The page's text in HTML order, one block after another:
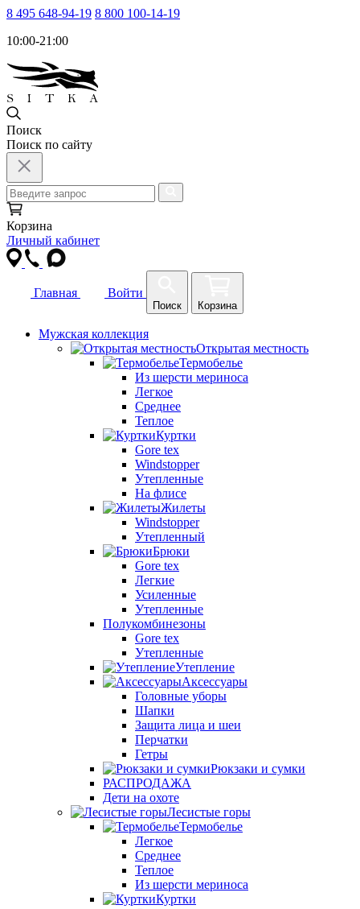
8 495 648-94-19 8 800 100-14-19
10:00-21:00
Поиск
Поиск по сайту
Корзина
Личный кабинет
Главная Войти
Поиск Корзина
Мужская коллекция
Открытая местность
Термобелье
Из шерсти мериноса
Легкое
Среднее
Теплое
Куртки
Gore tex
Windstopper
Утепленные
На флисе
Жилеты
Windstopper
Утепленный
Брюки
Gore tex
Легкие
Усиленные
Утепленные
Полукомбинезоны
Gore tex
Утепленные
Утепление
Аксессуары
Головные уборы
Шапки
Защита лица и шеи
Перчатки
Гетры
Рюкзаки и сумки
РАСПРОДАЖА
Дети на охоте
Лесистые горы
Термобелье
Легкое
Среднее
Теплое
Из шерсти мериноса
Куртки